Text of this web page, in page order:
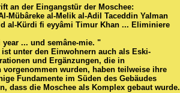
an der Eingangstür der Moschee:
Mübâreke al-Melik al-Adil Taceddin Yalman
al-Kürdi fi eyyâmi Timur Khan ... Eliminiere
... und semâne-mie. "
ist unter den Einwohnern auch als Eski-
und Ergänzungen, die in
vorgenommen wurden, haben teilweise ihre
Fundamente im Süden des Gebäudes
dass die Moschee als Komplex gebaut wurde.